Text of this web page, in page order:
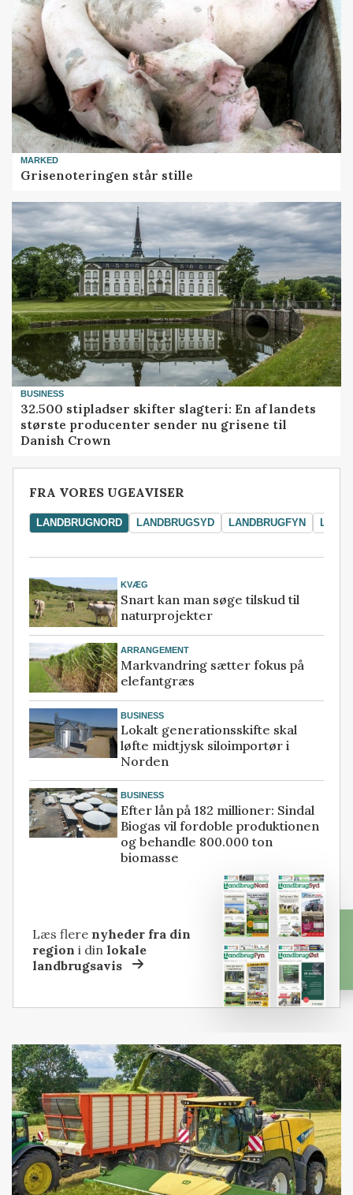
MARKED
Grisenoteringen står stille
BUSINESS
32.500 stipladser skifter slagteri: En af landets
største producenter sender nu grisene til
Danish Crown
FRA VORES UGEAVISER
LANDBRUGNORD LANDBRUGSYD LANDBRUGFYN
KVÆG
Snart kan man søge tilskud til
naturprojekter
ARRANGEMENT
Markvandring sætter fokus på
elefantgræs
BUSINESS
Lokalt generationsskifte skal
løfte midtjysk siloimportør i
Norden
BUSINESS
Efter lån på 182 millioner: Sindal
Biogas vil fordoble produktionen
og behandle 800.000 ton
biomasse
Læs flere nyheder fra din
region i dinlokale
landbrugsavis